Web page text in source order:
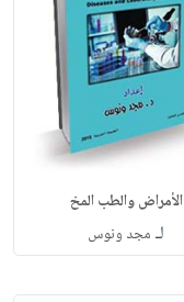
الأمراض والطب المخ
لـ مجد ونوس